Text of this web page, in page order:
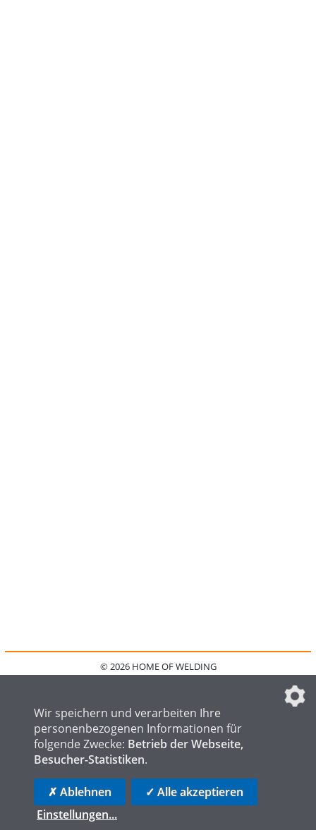
© 2026 HOME OF WELDING
IMPRESSUM
FAQ
DATENSCHUTZEINSTELLUNGEN
HOME OF LOGISTICS
Wir speichern und verarbeiten Ihre
personenbezogenen Informationen für
folgende Zwecke: Betrieb der Webseite,
Besucher-Statistiken.
✗ Ablehnen
✓ Alle akzeptieren
Einstellungen...